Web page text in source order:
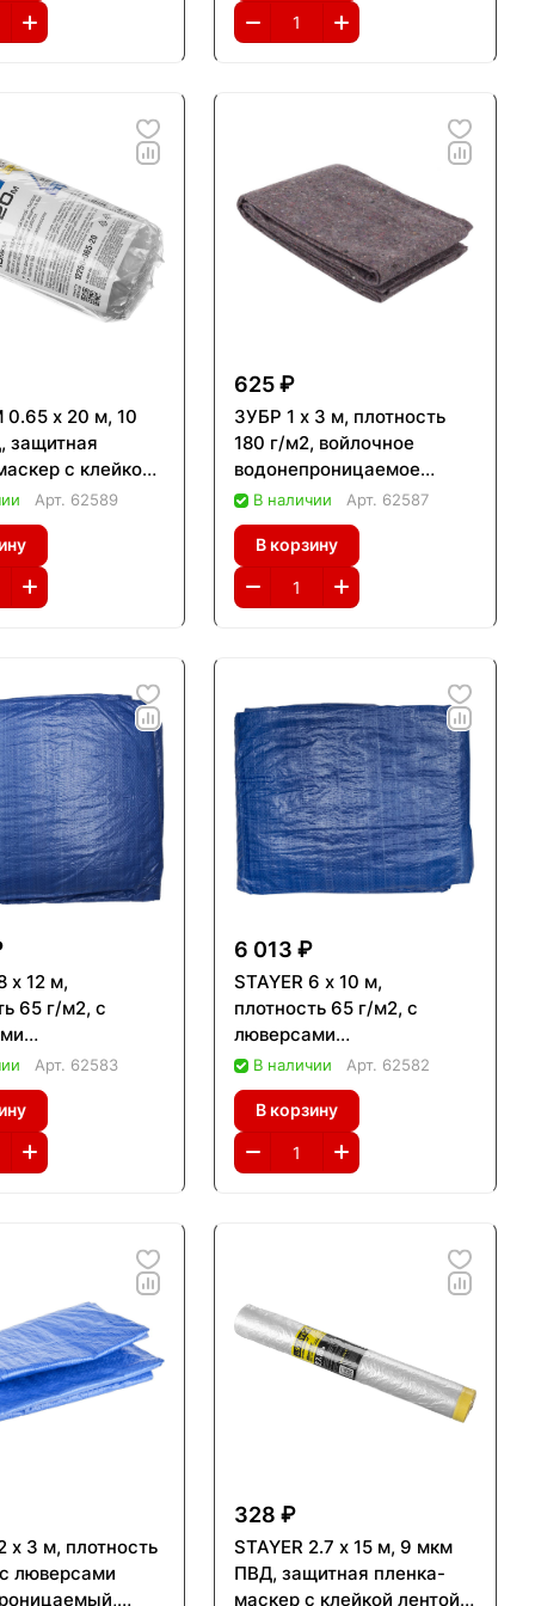
х 20 м, 10
защитная
с клейкой
065-20)
Арт. 62589
625 ₽
ЗУБР 1 х 3 м, плотность
180 г/м2, войлочное
водонепроницаемое
покрытие (12570-01-03)
В наличии Арт. 62587
В корзину
х 12 м,
65 г/м2, с
из тканого
тент-полотно
12)
Арт. 62583
6 013 ₽
STAYER 6 х 10 м,
плотность 65 г/м2, с
люверсами
водонепроницаемый,
универсальный из тканого
полимера, тент-полотно
(12560-06-10)
В наличии Арт. 62582
В корзину
х 3 м, плотность
люверсами
328 ₽
STAYER 2.7 х 15 м, 9 мкм
ПВД, защитная пленка-
маскер с клейкой лентой